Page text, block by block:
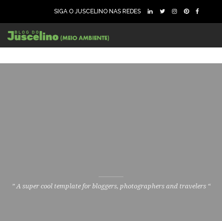
SIGA O JUSCELINO NAS REDES
” A super cool template for bloggers, photographers and travelers “